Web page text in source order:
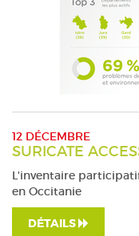
12 DÉCEMBRE
SURICATE
L'inventaire
en Occitanie
DÉTAILS